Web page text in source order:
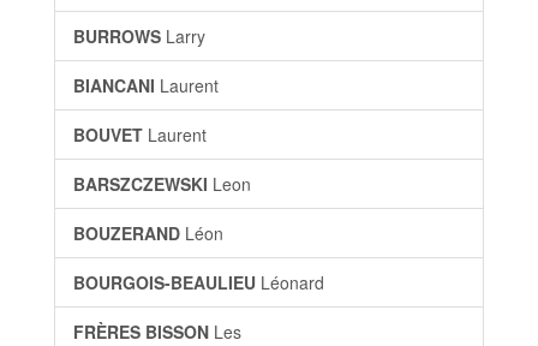
BURROWS Larry
BIANCANI Laurent
BOUVET Laurent
BARSZCZEWSKI Leon
BOUZERAND Léon
BOURGOIS-BEAULIEU Léonard
FRÈRES BISSON Les